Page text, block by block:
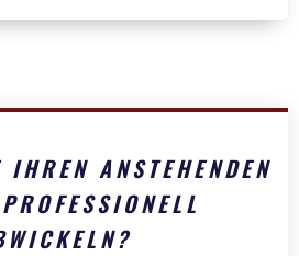
ANSTEHENDEN